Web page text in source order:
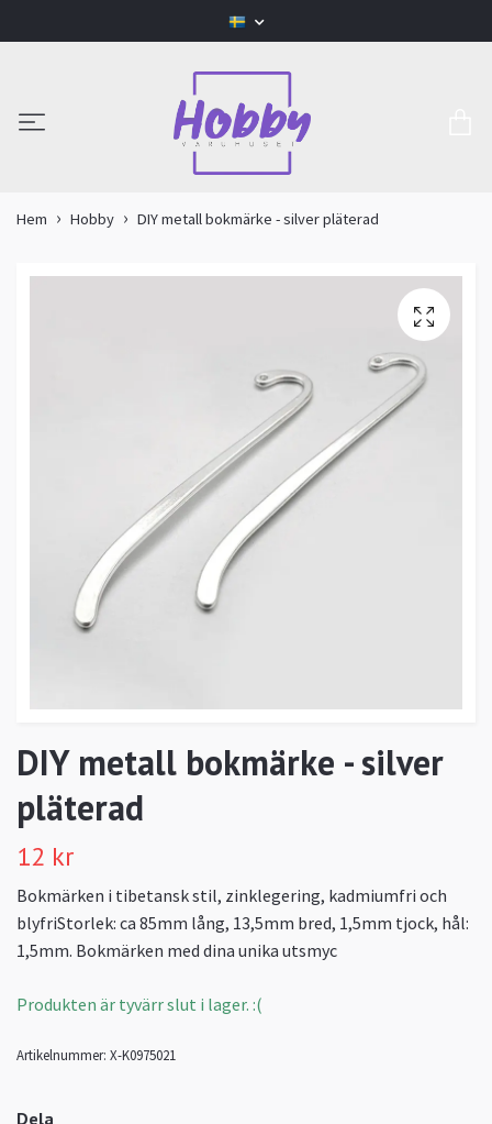
Hem Hobby DIY metall bokmärke - silver pläterad
DIY metall bokmärke - silver
pläterad
12 kr
Bokmärken i tibetansk stil, zinklegering, kadmiumfri och
blyfriStorlek: ca 85mm lång, 13,5mm bred, 1,5mm tjock, hål:
1,5mm. Bokmärken med dina unika utsmyc
Produkten är tyvärr slut i lager. :(
Artikelnummer: X-K0975021
Dela